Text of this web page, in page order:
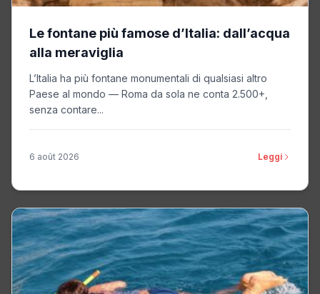
Le fontane più famose d’Italia: dall’acqua
alla meraviglia
L’Italia ha più fontane monumentali di qualsiasi altro
Paese al mondo — Roma da sola ne conta 2.500+,
senza contare...
6 août 2026 Leggi